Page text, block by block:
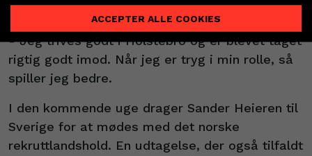
- Jeg trives godt i Holstebro og er blevet taget
rigtig godt imod. Når jeg er tryg i min rolle, så
spiller jeg bedre.
I den kommende uge drager Sander Heieren til
Sverige for at mødes med det norske
rekruttlandshold. En udtagelse, der også tilfaldt
ACCEPTER ALLE COOKIES